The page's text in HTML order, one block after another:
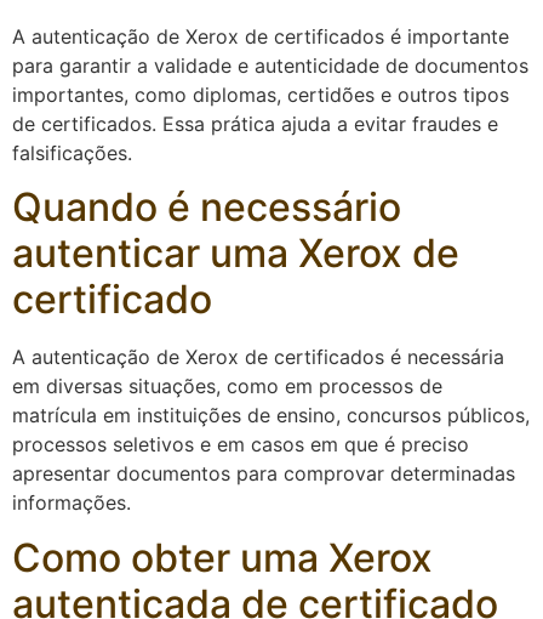
A autenticação de Xerox de certificados é importante
para garantir a validade e autenticidade de documentos
importantes, como diplomas, certidões e outros tipos
de certificados. Essa prática ajuda a evitar fraudes e
falsificações.
Quando é necessário
autenticar uma Xerox de
certificado
A autenticação de Xerox de certificados é necessária
em diversas situações, como em processos de
matrícula em instituições de ensino, concursos públicos,
processos seletivos e em casos em que é preciso
apresentar documentos para comprovar determinadas
informações.
Como obter uma Xerox
autenticada de certificado